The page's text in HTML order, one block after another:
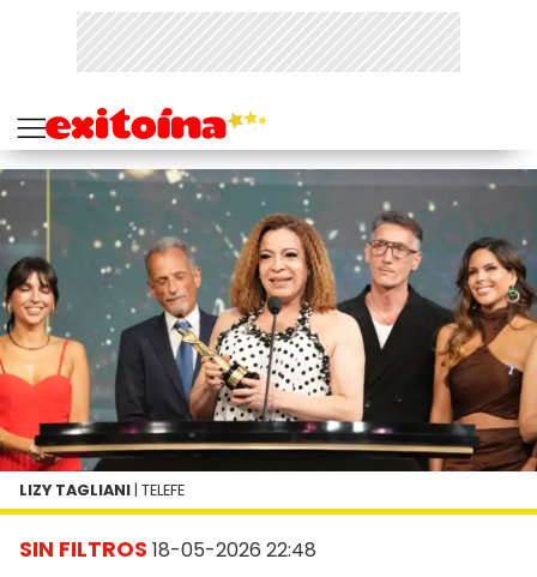
SIN FILTROS 18-05-2026 22:48
LIZY TAGLIANI | TELEFE